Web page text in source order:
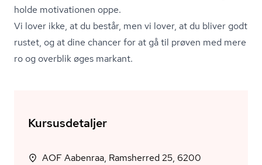
holde motivationen oppe.
Vi lover ikke, at du består, men vi lover, at du bliver godt
rustet, og at dine chancer for at gå til prøven med mere
ro og overblik øges markant.
Kursusdetaljer
AOF Aabenraa, Ramsherred 25, 6200